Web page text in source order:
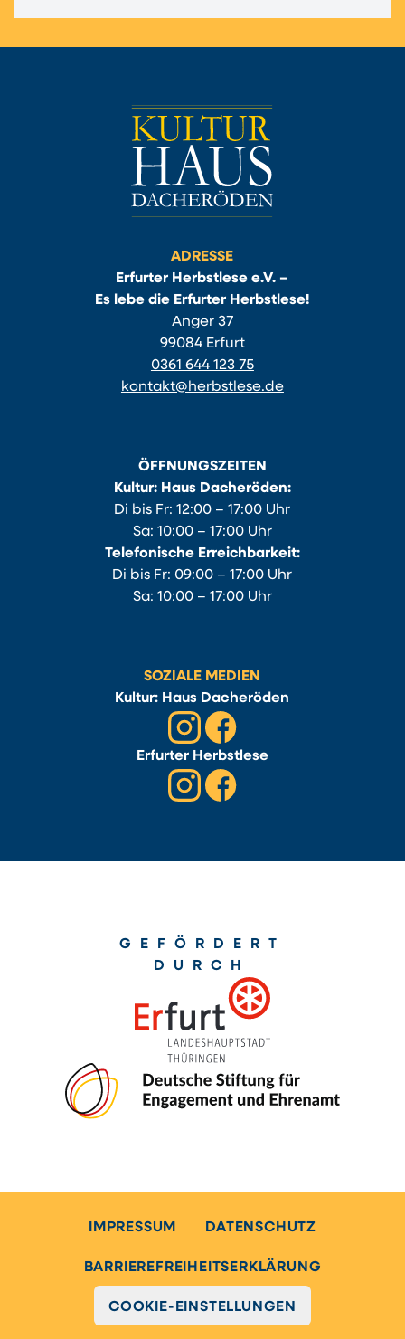
ADRESSE
Erfurter Herbstlese e.V. –
Es lebe die Erfurter Herbstlese!
Anger 37
99084 Erfurt
0361 644 123 75
kontakt@herbstlese.de
ÖFFNUNGSZEITEN
Kultur: Haus Dacheröden:
Di bis Fr: 12:00 – 17:00 Uhr
Sa: 10:00 – 17:00 Uhr
Telefonische Erreichbarkeit:
Di bis Fr: 09:00 – 17:00 Uhr
Sa: 10:00 – 17:00 Uhr
SOZIALE MEDIEN
Kultur: Haus Dacheröden
Erfurter Herbstlese
GEFÖRDERT
DURCH
IMPRESSUM DATENSCHUTZ
BARRIEREFREIHEITSERKLÄRUNG
COOKIE-EINSTELLUNGEN